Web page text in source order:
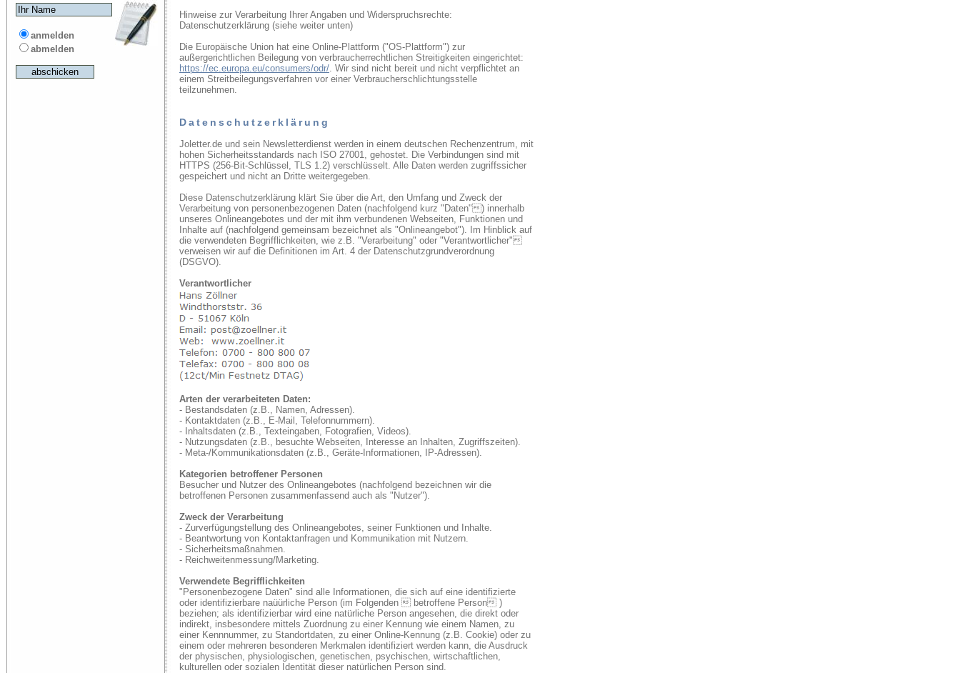
anmelden
abmelden
Hinweise zur Verarbeitung Ihrer Angaben und Widerspruchsrechte:
Datenschutzerklärung (siehe weiter unten)
Die Europäische Union hat eine Online-Plattform ("OS-Plattform") zur
außergerichtlichen Beilegung von verbraucherrechtlichen Streitigkeiten eingerichtet:
https://ec.europa.eu/consumers/odr/. Wir sind nicht bereit und nicht verpflichtet an
einem Streitbeilegungsverfahren vor einer Verbraucherschlichtungsstelle
teilzunehmen.
Datenschutzerklärung
Joletter.de und sein Newsletterdienst werden in einem deutschen Rechenzentrum, mit
hohen Sicherheitsstandards nach ISO 27001, gehostet. Die Verbindungen sind mit
HTTPS (256-Bit-Schlüssel, TLS 1.2) verschlüsselt. Alle Daten werden zugriffssicher
gespeichert und nicht an Dritte weitergegeben.
Diese Datenschutzerklärung klärt Sie über die Art, den Umfang und Zweck der
Verarbeitung von personenbezogenen Daten (nachfolgend kurz "Daten") innerhalb
unseres Onlineangebotes und der mit ihm verbundenen Webseiten, Funktionen und
Inhalte auf (nachfolgend gemeinsam bezeichnet als "Onlineangebot"). Im Hinblick auf
die verwendeten Begrifflichkeiten, wie z.B. "Verarbeitung" oder "Verantwortlicher"
verweisen wir auf die Definitionen im Art. 4 der Datenschutzgrundverordnung
(DSGVO).
Verantwortlicher
Arten der verarbeiteten Daten:
- Bestandsdaten (z.B., Namen, Adressen).
- Kontaktdaten (z.B., E-Mail, Telefonnummern).
- Inhaltsdaten (z.B., Texteingaben, Fotografien, Videos).
- Nutzungsdaten (z.B., besuchte Webseiten, Interesse an Inhalten, Zugriffszeiten).
- Meta-/Kommunikationsdaten (z.B., Geräte-Informationen, IP-Adressen).
Kategorien betroffener Personen
Besucher und Nutzer des Onlineangebotes (nachfolgend bezeichnen wir die
betroffenen Personen zusammenfassend auch als "Nutzer").
Zweck der Verarbeitung
- Zurverfügungstellung des Onlineangebotes, seiner Funktionen und Inhalte.
- Beantwortung von Kontaktanfragen und Kommunikation mit Nutzern.
- Sicherheitsmaßnahmen.
- Reichweitenmessung/Marketing.
Verwendete Begrifflichkeiten
"Personenbezogene Daten" sind alle Informationen, die sich auf eine identifizierte
oder identifizierbare naüürliche Person (im Folgenden  betroffene Person )
beziehen; als identifizierbar wird eine natürliche Person angesehen, die direkt oder
indirekt, insbesondere mittels Zuordnung zu einer Kennung wie einem Namen, zu
einer Kennnummer, zu Standortdaten, zu einer Online-Kennung (z.B. Cookie) oder zu
einem oder mehreren besonderen Merkmalen identifiziert werden kann, die Ausdruck
der physischen, physiologischen, genetischen, psychischen, wirtschaftlichen,
kulturellen oder sozialen Identität dieser natürlichen Person sind.